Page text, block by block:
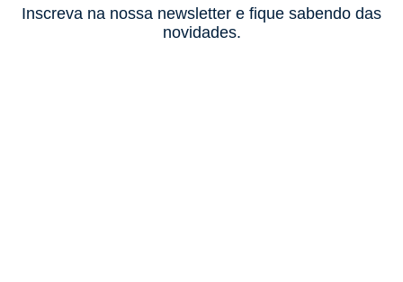
Inscreva na nossa newsletter e fique sabendo das
novidades.